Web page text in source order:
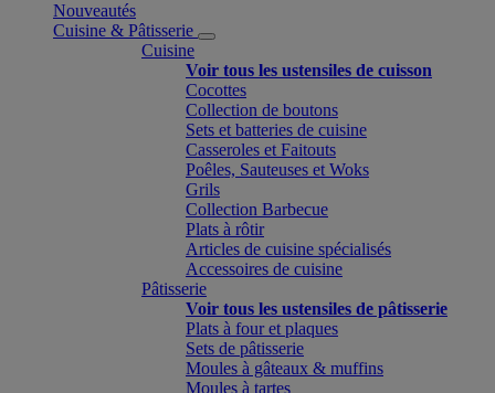
Nouveautés
Cuisine & Pâtisserie
Cuisine
Voir tous les ustensiles de cuisson
Cocottes
Collection de boutons
Sets et batteries de cuisine
Casseroles et Faitouts
Poêles, Sauteuses et Woks
Grils
Collection Barbecue
Plats à rôtir
Articles de cuisine spécialisés
Accessoires de cuisine
Pâtisserie
Voir tous les ustensiles de pâtisserie
Plats à four et plaques
Sets de pâtisserie
Moules à gâteaux & muffins
Moules à tartes